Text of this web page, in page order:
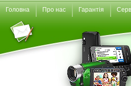
Головна Про нас Гарантія